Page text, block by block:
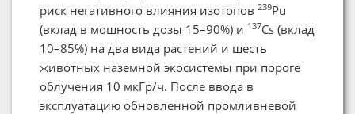
риск негативного влияния изотопов 239Pu
(вклад в мощность дозы 15–90%) и 137Cs (вклад
10–85%) на два вида растений и шесть
животных наземной экосистемы при пороге
облучения 10 мкГр/ч. После ввода в
эксплуатацию обновленной промливневой